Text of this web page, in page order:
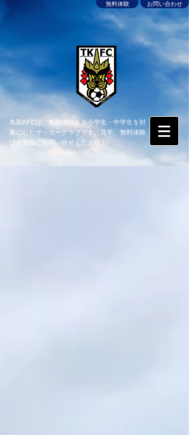
無料体験 お問い合わせ
鳥取KFCは、鳥取市にある小学生・中学生を対
象にしたサッカークラブです。見学、無料体験
はお気軽にお問い合せください！